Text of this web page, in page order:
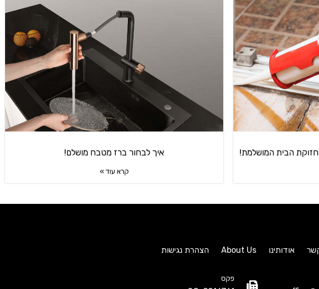
איך לבחור ברז מטבח מושלם!
קרא עוד »
אודותינו About Us הצהרת נגישות
פקס